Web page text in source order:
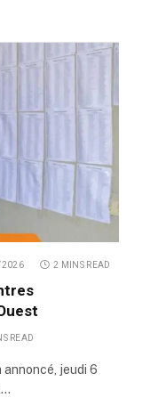
2 MINS READ
READ
annoncé, jeudi 6